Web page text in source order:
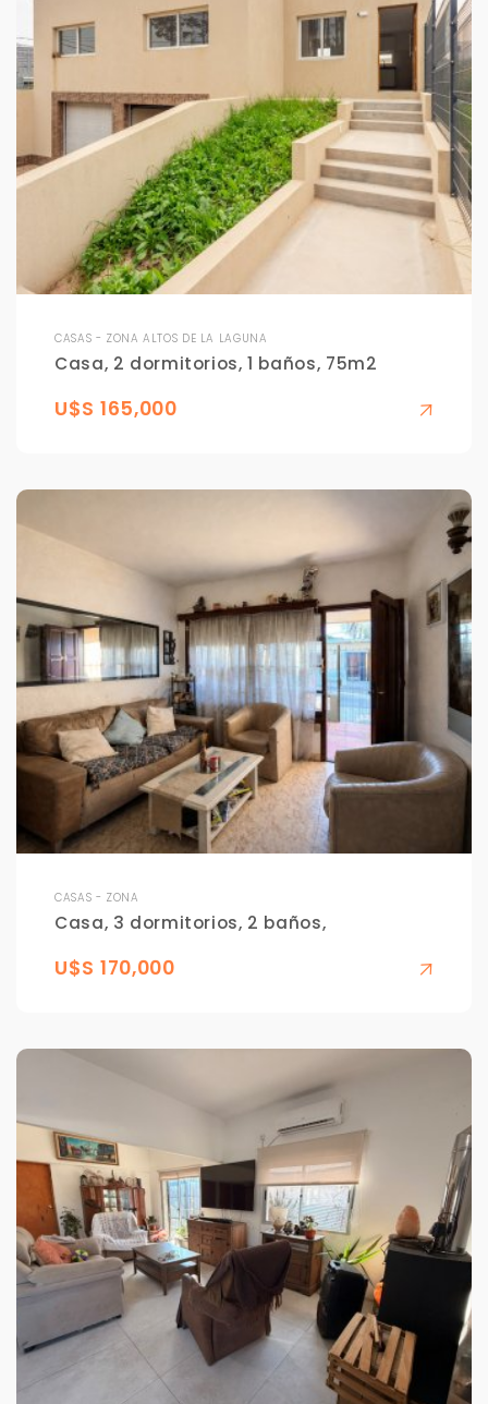
CASAS - ZONA ALTOS DE LA LAGUNA
Casa, 2 dormitorios, 1 baños, 75m2
U$S 165,000
CASAS - ZONA
Casa, 3 dormitorios, 2 baños,
U$S 170,000